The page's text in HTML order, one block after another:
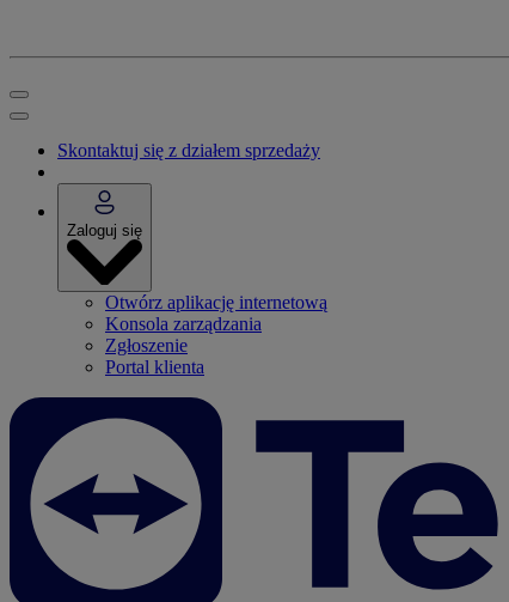
Skontaktuj się z działem sprzedaży
Zaloguj się
Otwórz aplikację internetową
Konsola zarządzania
Zgłoszenie
Portal klienta